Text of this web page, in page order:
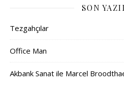
SON
Tezgahçılar
Office Man
Akbank Sanat ile Marcel